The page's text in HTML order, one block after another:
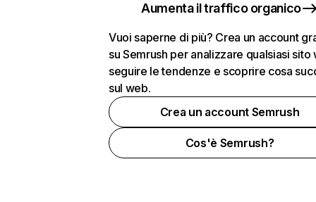
Aumenta il traffico organico
Vuoi saperne di più? Crea un account
su Semrush per analizzare qualsiasi sito
seguire le tendenze e scoprire cosa
sul web.
Crea un account Semrush
Cos'è Semrush?